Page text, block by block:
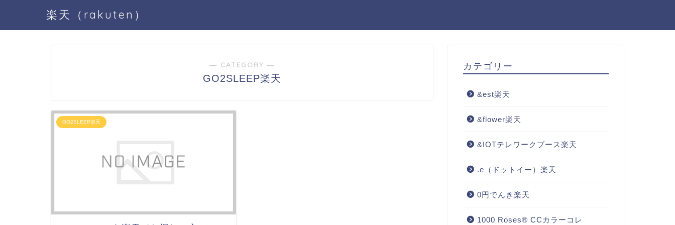
楽天（rakuten）
― CATEGORY ―
GO2SLEEP楽天
GO2SLEEP楽天
カテゴリー
&est楽天
&flower楽天
&IOTテレワークブース楽天
.e（ドットイー）楽天
0円でんき楽天
1000 Roses® CCカラーコレ